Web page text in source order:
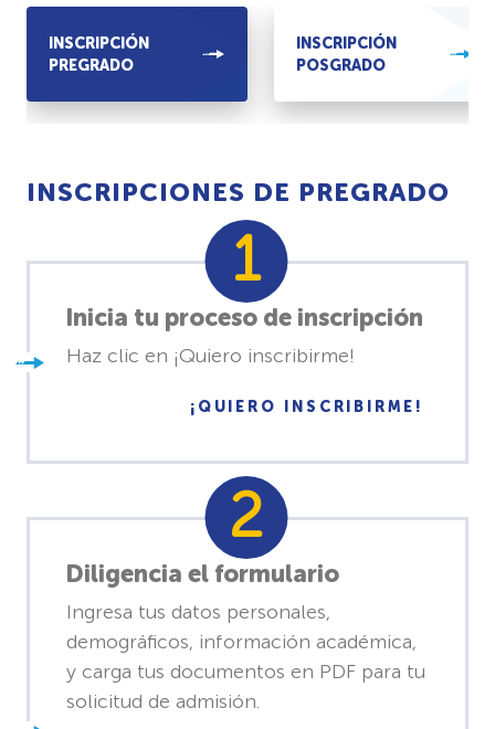
INSCRIPCIÓN
PREGRADO
INSCRIPCIÓN
POSGRADO
INSCRIPCIONES DE PREGRADO
Inicia tu proceso de inscripción
Haz clic en ¡Quiero inscribirme!
¡QUIERO INSCRIBIRME!
Diligencia el formulario
Ingresa tus datos personales,
demográficos, información académica,
y carga tus documentos en PDF para tu
solicitud de admisión.